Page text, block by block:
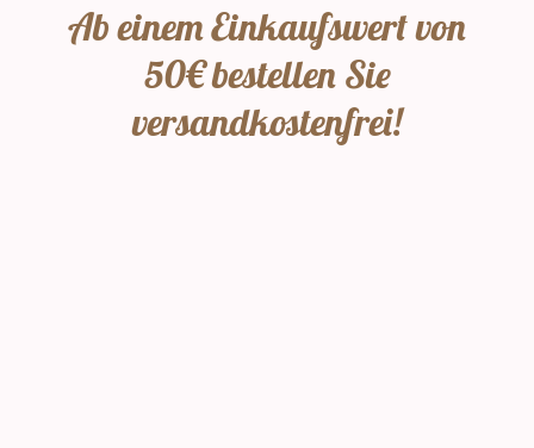
Ab einem Einkaufswert von
50€ bestellen Sie
versandkostenfrei!